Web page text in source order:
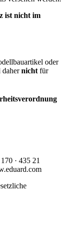
ist nicht im
oder
dahernicht für
· 435 21